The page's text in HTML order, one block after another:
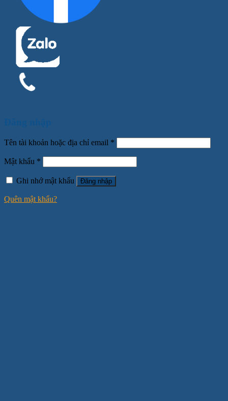
Tên tài khoản hoặc địa chỉ email *
Mật khẩu *
Ghi nhớ mật khẩu Đăng nhập
Quên mật khẩu?